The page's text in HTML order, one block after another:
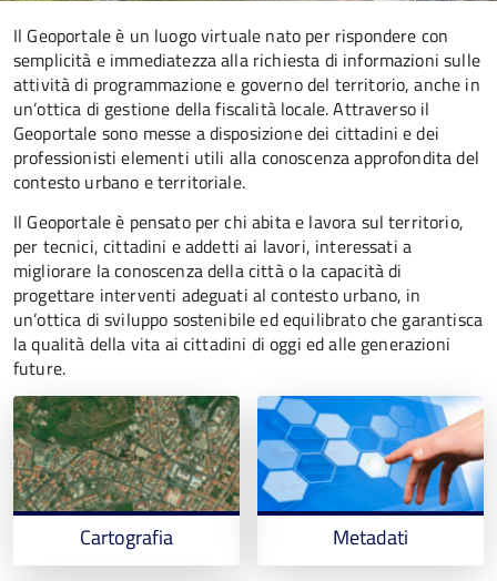
Il Geoportale è un luogo virtuale nato per rispondere con
semplicità e immediatezza alla richiesta di informazioni sulle
attività di programmazione e governo del territorio, anche in
un’ottica di gestione della fiscalità locale. Attraverso il
Geoportale sono messe a disposizione dei cittadini e dei
professionisti elementi utili alla conoscenza approfondita del
contesto urbano e territoriale.
Il Geoportale è pensato per chi abita e lavora sul territorio,
per tecnici, cittadini e addetti ai lavori, interessati a
migliorare la conoscenza della città o la capacità di
progettare interventi adeguati al contesto urbano, in
un’ottica di sviluppo sostenibile ed equilibrato che garantisca
la qualità della vita ai cittadini di oggi ed alle generazioni
future.
Cartografia Metadati